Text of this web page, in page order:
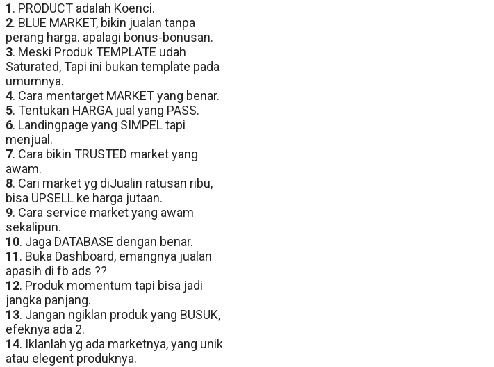
1. PRODUCT adalah Koenci.
2. BLUE MARKET, bikin jualan tanpa
perang harga. apalagi bonus-bonusan.
3. Meski Produk TEMPLATE udah
Saturated, Tapi ini bukan template pada
umumnya.
4. Cara mentarget MARKET yang benar.
5. Tentukan HARGA jual yang PASS.
6. Landingpage yang SIMPEL tapi
menjual.
7. Cara bikin TRUSTED market yang
awam.
8. Cari market yg diJualin ratusan ribu,
bisa UPSELL ke harga jutaan.
9. Cara service market yang awam
sekalipun.
10. Jaga DATABASE dengan benar.
11. Buka Dashboard, emangnya jualan
apasih di fb ads ??
12. Produk momentum tapi bisa jadi
jangka panjang.
13. Jangan ngiklan produk yang BUSUK,
efeknya ada 2.
14. Iklanlah yg ada marketnya, yang unik
atau elegent produknya.